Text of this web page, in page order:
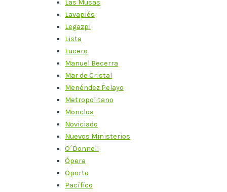
Las Musas
Lavapiés
Legazpi
Lista
Lucero
Manuel Becerra
Mar de Cristal
Menéndez Pelayo
Metropolitano
Moncloa
Noviciado
Nuevos Ministerios
O´Donnell
Ópera
Oporto
Pacífico